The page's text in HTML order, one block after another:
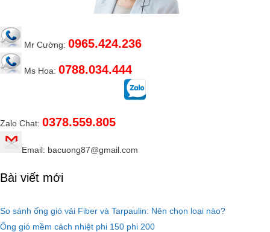
Mr Cường: 0965.424.236
Ms Hoa: 0788.034.444
Zalo Chat: 0378.559.805
Email: bacuong87@gmail.com
Bài viết mới
So sánh ống gió vải Fiber và Tarpaulin: Nên chọn loại nào?
Ống gió mềm cách nhiệt phi 150 phi 200